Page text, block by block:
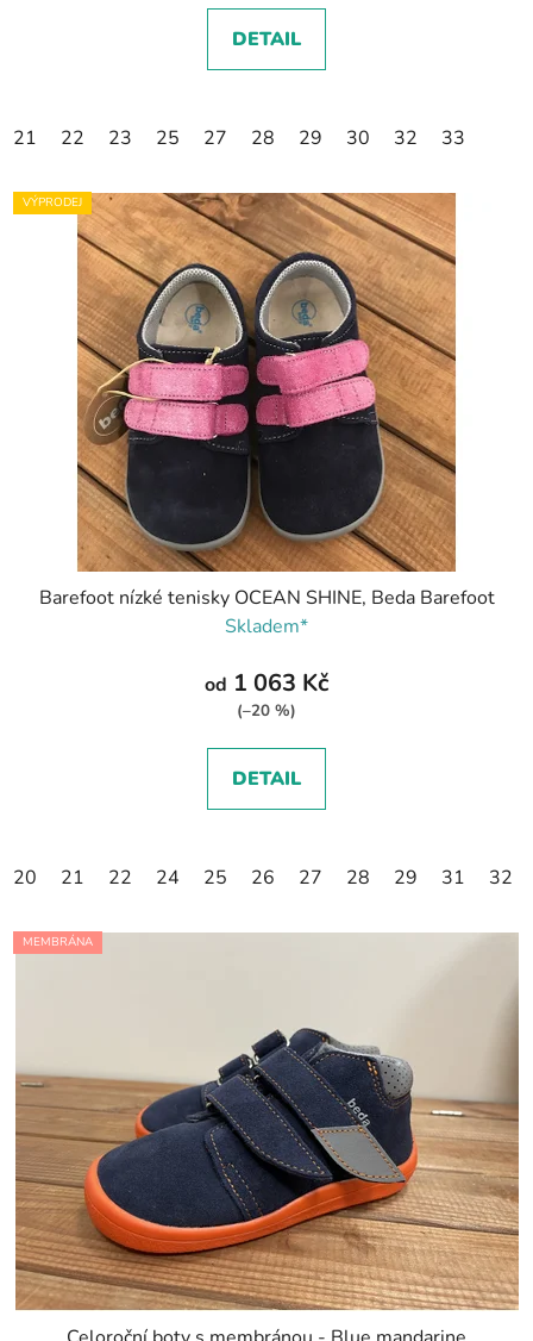
DETAIL
21 22 23 25 27 28 29 30 32 33
VÝPRODEJ
Barefoot nízké tenisky OCEAN SHINE, Beda Barefoot
Skladem*
od 1 063 Kč
(–20 %)
DETAIL
20 21 22 24 25 26 27 28 29 31 32
MEMBRÁNA